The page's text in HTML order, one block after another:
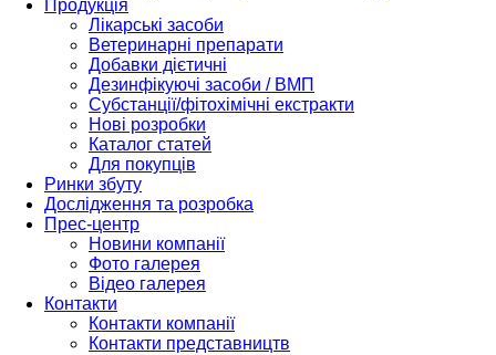
Продукція
Лікарські засоби
Ветеринарні препарати
Добавки дієтичні
Дезинфікуючі засоби / ВМП
Субстанції/фітохімічні екстракти
Нові розробки
Каталог статей
Для покупців
Ринки збуту
Дослідження та розробка
Прес-центр
Новини компанії
Фото галерея
Відео галерея
Контакти
Контакти компанії
Контакти представництв